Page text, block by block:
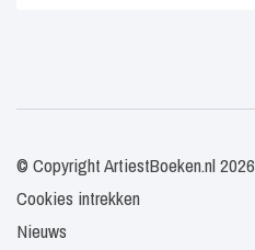
© Copyright ArtiestBoeken.nl 2026
Cookies intrekken
Nieuws